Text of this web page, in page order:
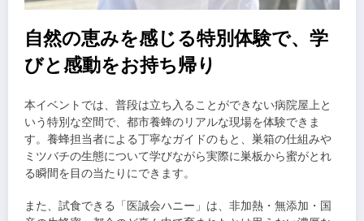
自然の恵みを感じる特別体験で、学
びと感動をお持ち帰り
本イベントでは、普段は立ち入ることができない病院屋上と
いう特別な空間で、都市養蜂のリアルな現場を体験できま
す。養蜂担当者による丁寧なガイドのもと、巣箱の仕組みや
ミツバチの生態について学びながら実際に巣板から蜜がとれ
る瞬間を目の当たりにできます。
また、試食できる「医誠会ハニー」は、非加熱・無添加・国